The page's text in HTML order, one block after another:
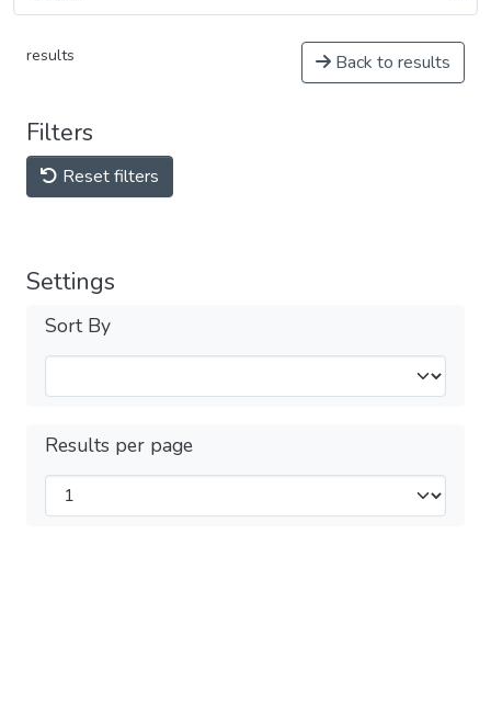
results Back to results
Filters
Reset filters
Settings
Sort By
Results per page